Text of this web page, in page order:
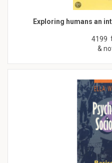
Exploring humans an
4199
&